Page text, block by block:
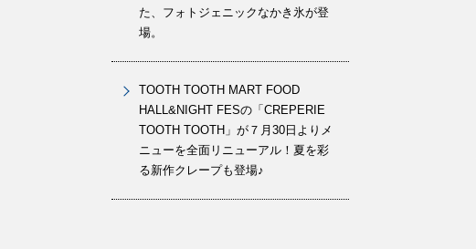
た、フォトジェニックなかき氷が登
場。
TOOTH TOOTH MART FOOD
HALL&NIGHT FESの「CREPERIE
TOOTH TOOTH」が７月30日よりメ
ニューを全面リニューアル！夏を彩
る新作クレープも登場♪